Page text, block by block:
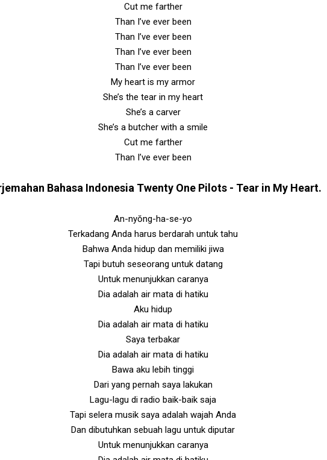
Cut me farther
Than I’ve ever been
Than I’ve ever been
Than I’ve ever been
Than I’ve ever been
My heart is my armor
She’s the tear in my heart
She’s a carver
She’s a butcher with a smile
Cut me farther
Than I’ve ever been
Bahasa Indonesia Twenty One Pilots - Tear in My Heart.
An-nyŏng-ha-se-yo
Terkadang Anda harus berdarah untuk tahu
Bahwa Anda hidup dan memiliki jiwa
Tapi butuh seseorang untuk datang
Untuk menunjukkan caranya
Dia adalah air mata di hatiku
Aku hidup
Dia adalah air mata di hatiku
Saya terbakar
Dia adalah air mata di hatiku
Bawa aku lebih tinggi
Dari yang pernah saya lakukan
Lagu-lagu di radio baik-baik saja
Tapi selera musik saya adalah wajah Anda
Dan dibutuhkan sebuah lagu untuk diputar
Untuk menunjukkan caranya